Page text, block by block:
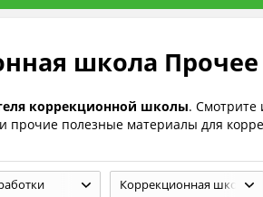
школа Прочее
коррекционной школы. Смотрите
прочие полезные материалы для
Коррекционная школа